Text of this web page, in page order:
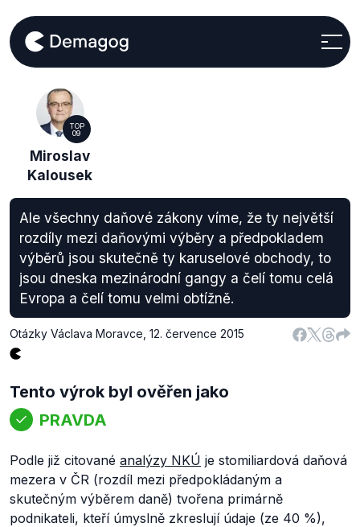
TOP
09
Miroslav
Kalousek
Ale všechny daňové zákony víme, že ty největší
rozdíly mezi daňovými výběry a předpokladem
výběrů jsou skutečně ty karuselové obchody, to
jsou dneska mezinárodní gangy a čelí tomu celá
Evropa a čelí tomu velmi obtížně.
Otázky Václava Moravce 12. července 2015
Tento výrok byl ověřen jako
PRAVDA
Podle již citované analýzy NKÚ je stomiliardová daňová
mezera v ČR (rozdíl mezi předpokládaným a
skutečným výběrem daně) tvořena primárně
podnikateli, kteří úmyslně zkreslují údaje (ze 40 %),